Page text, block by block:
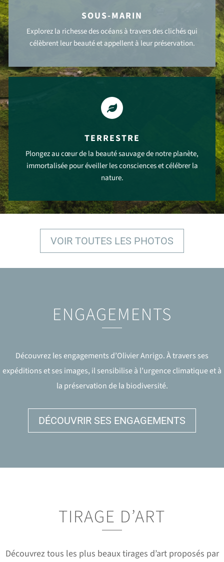
SOUS-MARIN
Explorez la richesse des océans à travers des clichés qui
célèbrent leur beauté et appellent à leur préservation.

TERRESTRE
Plongez au cœur de la beauté sauvage de notre planète,
immortalisée pour éveiller les consciences et célébrer la
nature.
VOIR TOUTES LES PHOTOS
ENGAGEMENTS
Découvrez les engagements d’Olivier Anrigo. À travers ses
expéditions et ses images, il sensibilise à l’urgence climatique et à
la préservation de la biodiversité.
DÉCOUVRIR SES ENGAGEMENTS
TIRAGE D’ART
Découvrez tous les plus beaux tirages d’art proposés par